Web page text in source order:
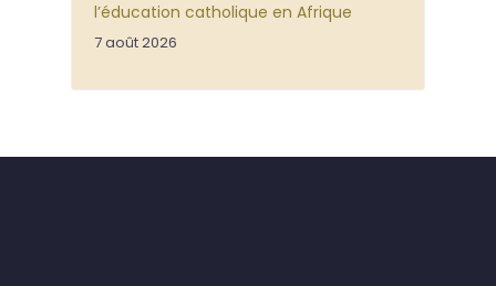
l’éducation catholique en Afrique
7 août 2026